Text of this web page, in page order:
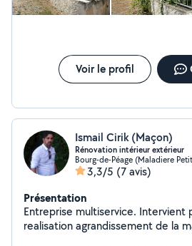
Voir le profil
Ismail Cirik (Maçon)
Rénovation intérieur extérieur
Bourg-de-Péage (Maladiere
3,3/5 (7 avis)
Présentation
Entreprise multiservice. Intervient
realisation agrandissement de la